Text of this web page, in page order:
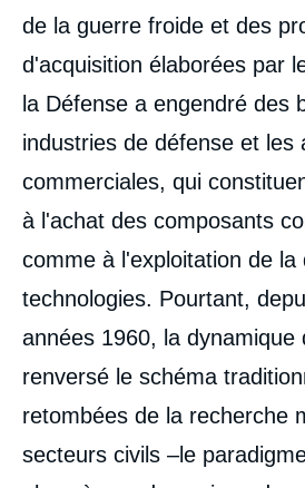
de la guerre froide et des
d'acquisition élaborées par
la Défense a engendré des
industries de défense et les
commerciales, qui
à l'achat des composants
comme à l'exploitation de la
technologies. Pourtant,
années 1960, la dynamique
renversé le schéma
retombées de la recherche
secteurs civils –le